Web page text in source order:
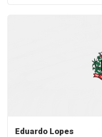
Eduardo Lopes